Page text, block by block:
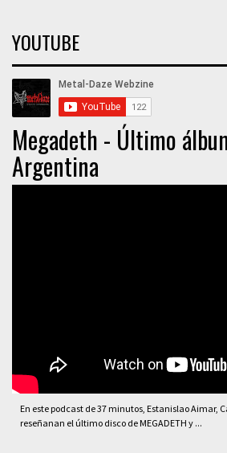
YOUTUBE
Megadeth - Último
Argentina
En este podcast de 37 minutos, Estanislao Aimar,
reseñanan el último disco de MEGADETH y ...